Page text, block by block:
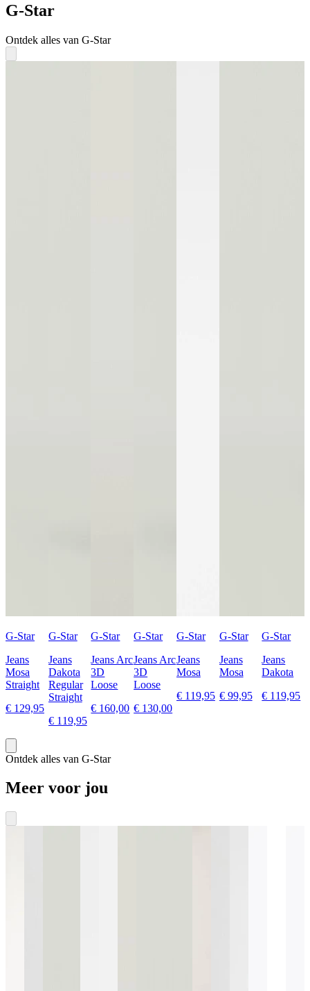
G-Star
Ontdek alles van G-Star
G-Star
Jeans
Mosa
Straight
€ 129,95
G-Star
Jeans
Dakota
Regular
Straight
€ 119,95
G-Star
Jeans Arc
3D
Loose
€ 160,00
G-Star
Jeans Arc
3D
Loose
€ 130,00
G-Star
Jeans
Mosa
€ 119,95
G-Star
Jeans
Mosa
€ 99,95
G-Star
Jeans
Dakota
€ 119,95
Ontdek alles van G-Star
Meer voor jou